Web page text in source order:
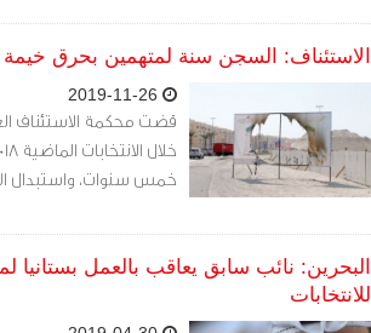
الاستئناف: السجن سنة لمتهمين بحرق خيمة مرشح
قضت محكمة الاستئناف
خمس سنوات، واستبدال
للانتخابات